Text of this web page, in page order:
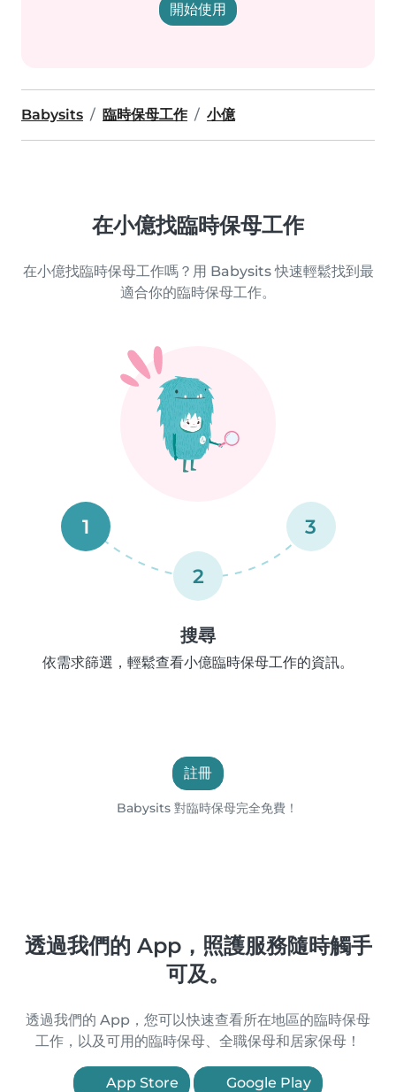
開始使用
Babysits 臨時保母工作 小億
在小億找臨時保母工作
在小億找臨時保母工作嗎？用 Babysits 快速輕鬆找到最
適合你的臨時保母工作。
1
2
3
搜尋
依需求篩選，輕鬆查看小億臨時保母工作的資訊。
註冊
Babysits 對臨時保母完全免費！
透過我們的 App，照護服務隨時觸手
可及。
透過我們的 App，您可以快速查看所在地區的臨時保母
工作，以及可用的臨時保母、全職保母和居家保母！
App Store Google Play